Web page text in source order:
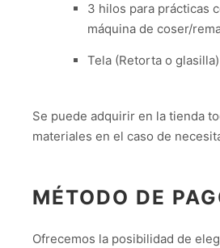
3 hilos para prácticas
máquina de coser/
Tela (Retorta o glasilla)
Se puede adquirir en la tienda
materiales en el caso de
MÉTODO DE
Ofrecemos la posibilidad de